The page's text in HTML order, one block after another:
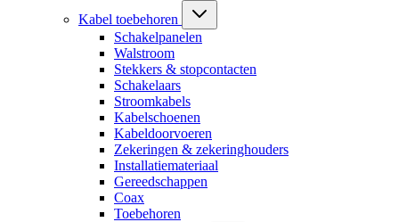
Kabel toebehoren
Schakelpanelen
Walstroom
Stekkers & stopcontacten
Schakelaars
Stroomkabels
Kabelschoenen
Kabeldoorvoeren
Zekeringen & zekeringhouders
Installatiemateriaal
Gereedschappen
Coax
Toebehoren